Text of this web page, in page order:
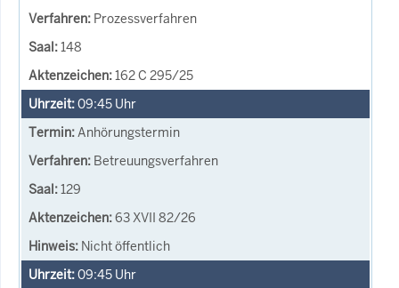
Prozessverfahren
148
162 C 295/25
09:45 Uhr
Anhörungstermin
Betreuungsverfahren
129
63 XVII 82/26
Nicht öffentlich
09:45 Uhr